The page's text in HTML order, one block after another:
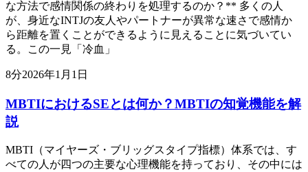
な方法で感情関係の終わりを処理するのか？** 多くの人
が、身近なINTJの友人やパートナーが異常な速さで感情か
ら距離を置くことができるように見えることに気づいてい
る。この一見「冷血」
8分2026年1月1日
MBTIにおけるSEとは何か？MBTIの知覚機能を解
説
MBTI（マイヤーズ・ブリッグスタイプ指標）体系では、す
べての人が四つの主要な心理機能を持っており、その中には